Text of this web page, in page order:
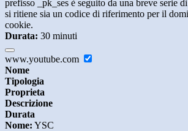
prefisso _pk_ses è seguito da una breve serie
si ritiene sia un codice di riferimento per il
cookie.
Durata: 30 minuti
www.youtube.com
Nome
Tipologia
Proprieta
Descrizione
Durata
Nome: YSC